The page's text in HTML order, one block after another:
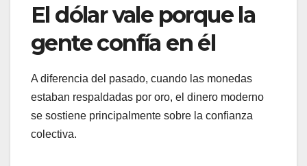
El dólar vale porque la
gente confía en él
A diferencia del pasado, cuando las monedas
estaban respaldadas por oro, el dinero moderno
se sostiene principalmente sobre la confianza
colectiva.